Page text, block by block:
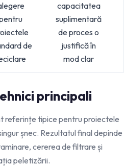
de
capacitatea
suplimentară
de proces o
justifică în
mod clar
principali
referințe tipice pentru proiectele
șnec. Rezultatul final depinde
cererea de filtrare și
peletizării.